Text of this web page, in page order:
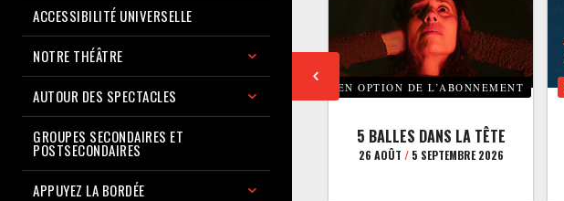
ACCESSIBILITÉ UNIVERSELLE
NOTRE THÉÂTRE
AUTOUR DES SPECTACLES
GROUPES SECONDAIRES ET
POSTSECONDAIRES
APPUYEZ LA BORDÉE
EN OPTION DE L’ABONNEMENT
5 BALLES DANS LA TÊTE
26 AOÛT /5 SEPTEMBRE 2026